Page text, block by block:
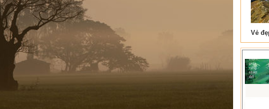
Mùa xanh Tam Cốc